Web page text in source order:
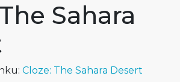
Sahara
Cloze: The Sahara Desert